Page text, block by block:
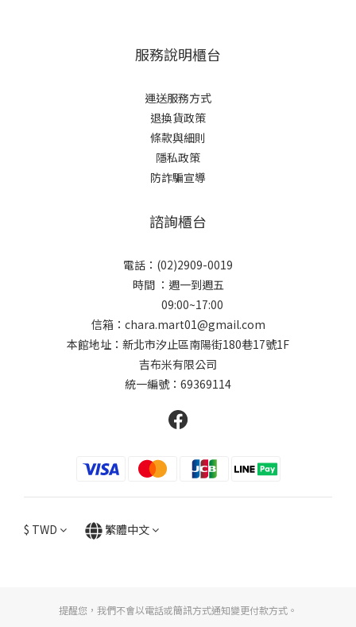
服務說明櫃台
運送服務方式
退換貨政策
條款與細則
隱私政策
防詐騙宣導
諮詢櫃台
電話：(02)2909-0019
時間 ：週一到週五
09:00~17:00
信箱：chara.mart01@gmail.com
本館地址：新北市汐止區南陽街180巷17號1F
吉布米有限公司
統一編號：69369114
$ TWD 繁體中文
提醒您，我們不會以電話或簡訊方式通知變更付款方式。